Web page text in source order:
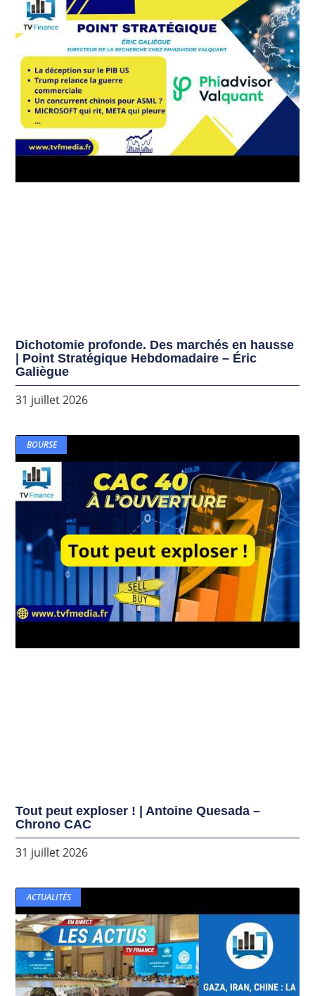
Dichotomie profonde. Des marchés en hausse
| Point Stratégique Hebdomadaire – Éric
Galiègue
31 juillet 2026
BOURSE
Tout peut exploser ! | Antoine Quesada –
Chrono CAC
31 juillet 2026
ACTUALITÉS